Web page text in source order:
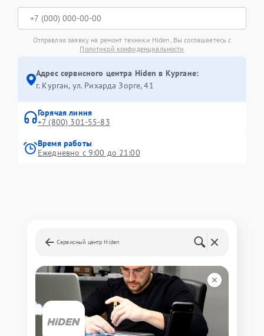
Отправляя заявку на ремонт техники Hiden, Вы соглашаетесь с
Политикой конфиденциальности
Адрес сервисного центра Hiden в Кургане:
г. Курган, ул. Рихарда Зорге, 41
Горячая линия
+7 (800) 301-55-83
Время работы
Ежедневно с 9:00 до 21:00
Сервисный центр Hiden